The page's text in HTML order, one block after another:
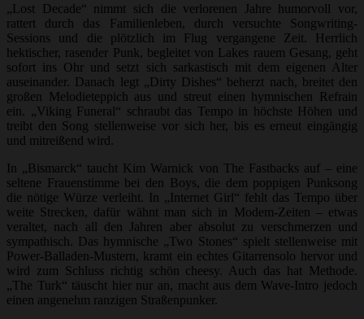
„Lost Decade“ nimmt sich die verlorenen Jahre humorvoll vor,
rattert durch das Familienleben, durch versuchte Songwriting-
Sessions und die plötzlich im Flug vergangene Zeit. Herrlich
hektischer, rasender Punk, begleitet von Lakes rauem Gesang, geht
sofort ins Ohr und setzt sich sarkastisch mit dem eigenen Alter
auseinander. Danach legt „Dirty Dishes“ beherzt nach, breitet den
großen Melodieteppich aus und streut einen hymnischen Refrain
ein. „Viking Funeral“ schraubt das Tempo in höchste Höhen und
treibt den Song stellenweise vor sich her, bis es erneut eingängig
und mitreißend wird.
In „Bismarck“ taucht Kim Warnick von The Fastbacks auf – eine
seltene Frauenstimme bei den Boys, die dem poppigen Punksong
die nötige Würze verleiht. In „Internet Girl“ fehlt das Tempo über
weite Strecken, dafür wähnt man sich in Modem-Zeiten – etwas
veraltet, nach all den Jahren aber absolut zu verschmerzen und
sympathisch. Das hymnische „Two Stones“ spielt stellenweise mit
Power-Balladen-Mustern, kramt ein echtes Gitarrensolo hervor und
wird zum Schluss richtig schön cheesy. Auch das hat Methode.
„The Turk“ täuscht hier nur an, macht aus dem Wave-Intro jedoch
einen angenehm ranzigen Straßenpunker.